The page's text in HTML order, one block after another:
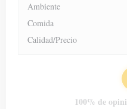
Ambiente
Comida
Calidad/Precio
100% de